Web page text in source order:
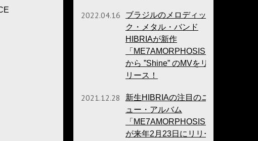
2022.04.16
ブラジルのメロディッ
ク・メタル・バンド
HIBRIAが新作
「ME7AMORPHOSIS」
から ”Shine” のMVをリ
リース！
2021.12.28
新生HIBRIAの注目のニ
ュー・アルバム
「ME7AMORPHOSIS」
が来年2月23日にリリー